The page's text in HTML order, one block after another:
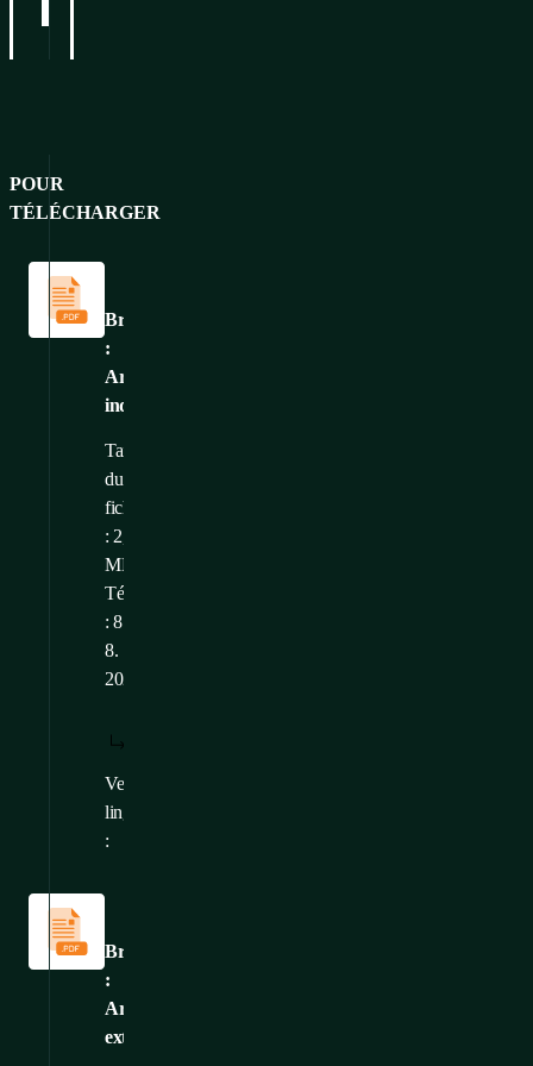
POUR
TÉLÉCHARGER
Brochure
:
Armoires
industrielles
Catalogues
et
brochures
Taille
du
fichier
: 2,25
MB
Téléchargé
: 8.
8.
2026
Versions
linguistiques
:
Brochure
:
Armoires
extérieures
Catalogues
et
brochures